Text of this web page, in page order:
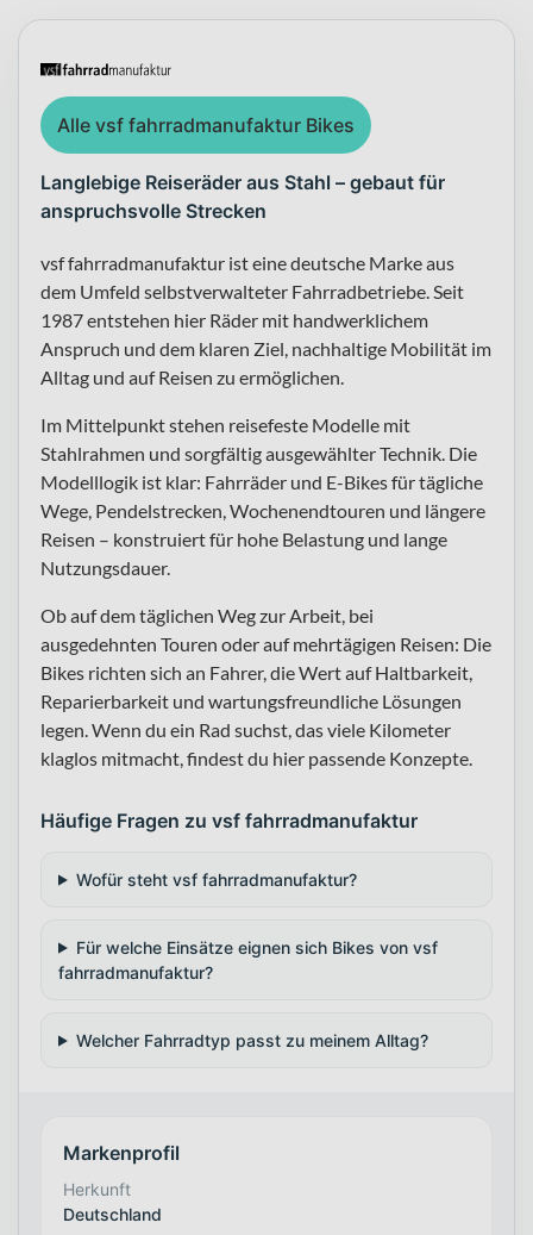
Alle vsf fahrradmanufaktur Bikes
Langlebige Reiseräder aus Stahl – gebaut für
anspruchsvolle Strecken
vsf fahrradmanufaktur ist eine deutsche Marke aus
dem Umfeld selbstverwalteter Fahrradbetriebe. Seit
1987 entstehen hier Räder mit handwerklichem
Anspruch und dem klaren Ziel, nachhaltige Mobilität im
Alltag und auf Reisen zu ermöglichen.
Im Mittelpunkt stehen reisefeste Modelle mit
Stahlrahmen und sorgfältig ausgewählter Technik. Die
Modelllogik ist klar: Fahrräder und E-Bikes für tägliche
Wege, Pendelstrecken, Wochenendtouren und längere
Reisen – konstruiert für hohe Belastung und lange
Nutzungsdauer.
Ob auf dem täglichen Weg zur Arbeit, bei
ausgedehnten Touren oder auf mehrtägigen Reisen: Die
Bikes richten sich an Fahrer, die Wert auf Haltbarkeit,
Reparierbarkeit und wartungsfreundliche Lösungen
legen. Wenn du ein Rad suchst, das viele Kilometer
klaglos mitmacht, findest du hier passende Konzepte.
Häufige Fragen zu vsf fahrradmanufaktur
Wofür steht vsf fahrradmanufaktur?
Für welche Einsätze eignen sich Bikes von vsf
fahrradmanufaktur?
Welcher Fahrradtyp passt zu meinem Alltag?
Markenprofil
Herkunft
Deutschland